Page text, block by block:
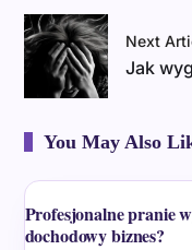
Next
Jak
You May Also
Profesjonalne pranie
dochodowy biznes?